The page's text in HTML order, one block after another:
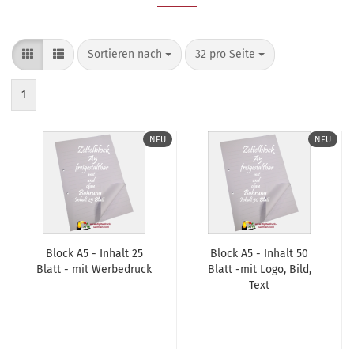
Sortieren nach
Sortieren nach 32 pro Seite
pro Seite
1
NEU
Block A5 - In­halt 25
Blatt - mit Wer­be­druck
NEU
Block A5 - In­halt 50
Blatt -mit Logo, Bild,
Text